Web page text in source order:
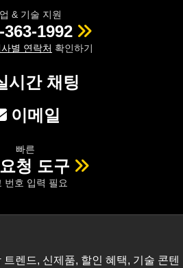
& 기술 지원
363-1992
별 연락처 확인하기
시간 채팅
이메일
빠른
청 도구
번호 입력 필요
렌드, 신제품, 할인 혜택, 기술 콘텐